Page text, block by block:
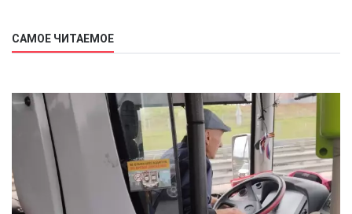
САМОЕ ЧИТАЕМОЕ